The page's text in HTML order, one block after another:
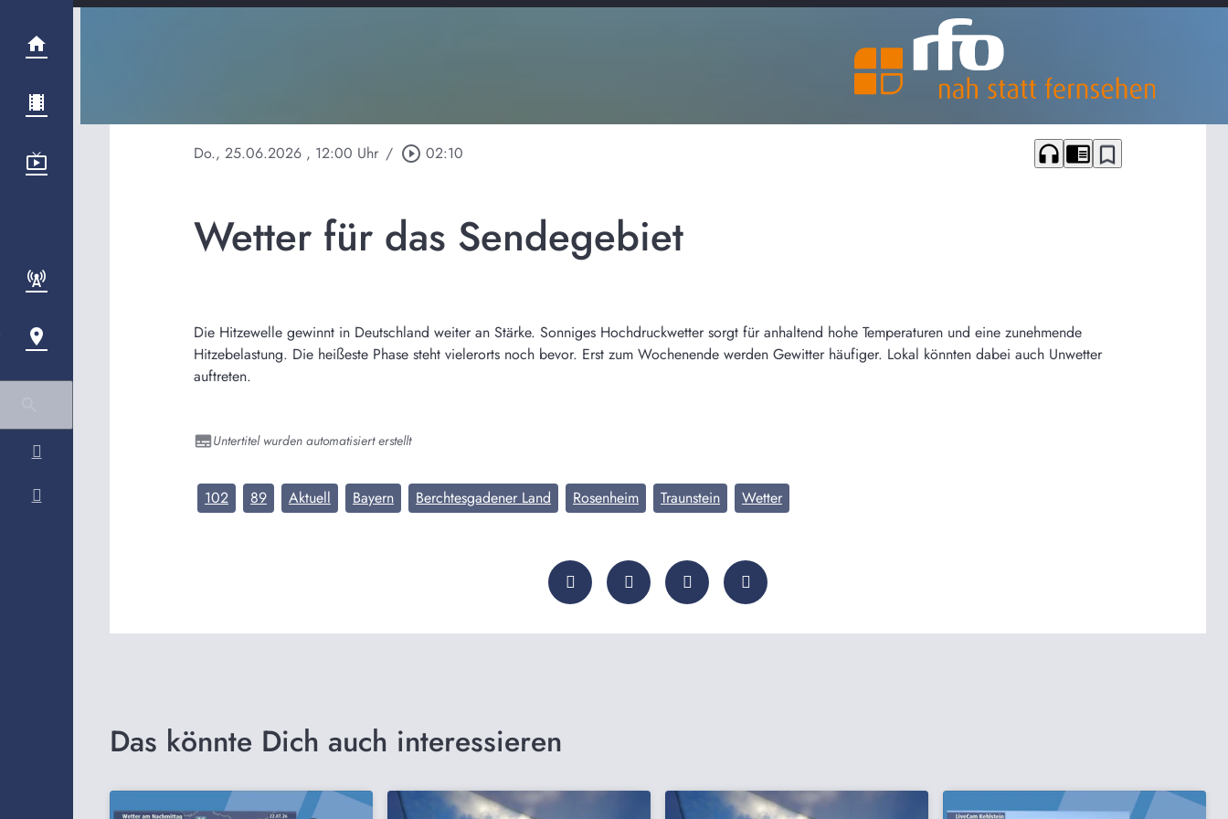
Do., 25.06.2026 , 12:00 Uhr / play_circle_outline 02:10 headphones chrome_reader_mode bookmark_border
Wetter für das Sendegebiet
Die Hitzewelle gewinnt in Deutschland weiter an Stärke. Sonniges Hochdruckwetter sorgt für anhaltend hohe Temperaturen und eine zunehmende
Hitzebelastung. Die heißeste Phase steht vielerorts noch bevor. Erst zum Wochenende werden Gewitter häufiger. Lokal könnten dabei auch Unwetter
auftreten.
Untertitel wurden automatisiert erstellt
102 89 Aktuell Bayern Berchtesgadener Land Rosenheim Traunstein Wetter
Das könnte Dich auch interessieren